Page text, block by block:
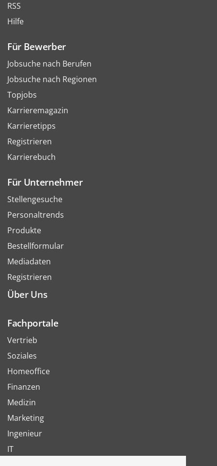
RSS
Hilfe
Für Bewerber
Jobsuche nach Berufen
Jobsuche nach Regionen
Topjobs
Karrieremagazin
Karrieretipps
Registrieren
Karrierebuch
Für Unternehmer
Stellengesuche
Personaltrends
Produkte
Bestellformular
Mediadaten
Registrieren
Über Uns
Fachportale
Vertrieb
Soziales
Homeoffice
Finanzen
Medizin
Marketing
Ingenieur
IT